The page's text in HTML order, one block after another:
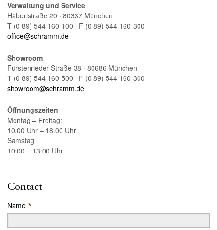
Contact
Name *
Verwaltung und Service
Häberlstraße 20 · 80337 München
T (0 89) 544 160-100 · F (0 89) 544 160-300
office@schramm.de
Showroom
Fürstenrieder Straße 38 · 80686 München
T (0 89) 544 160-500 · F (0 89) 544 160-300
showroom@schramm.de
Öffnungszeiten
Montag – Freitag:
10.00 Uhr – 18.00 Uhr
Samstag
10:00 – 13:00 Uhr